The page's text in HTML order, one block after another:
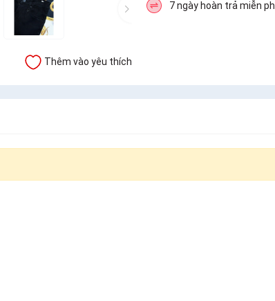
Thêm vào yêu thích
7 ngày hoàn trả miễn